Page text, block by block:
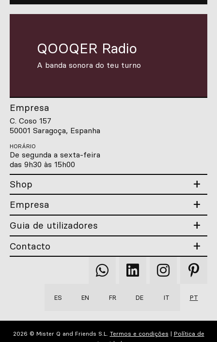
QOOQER Radio
A banda sonora do teu turno
Empresa
C. Coso 157
50001 Saragoça, Espanha
HORÁRIO
De segunda a sexta-feira
das 9h30 às 15h00
Shop
Empresa
Guia de utilizadores
Contacto
Qooqer
WhatsApp
Qooqer
Linkedin
Qooqer
Instagram
Qooqer
ES EN FR DE IT PT
2026 © Mister Q and Friends S.L. Termos e condições | Política de